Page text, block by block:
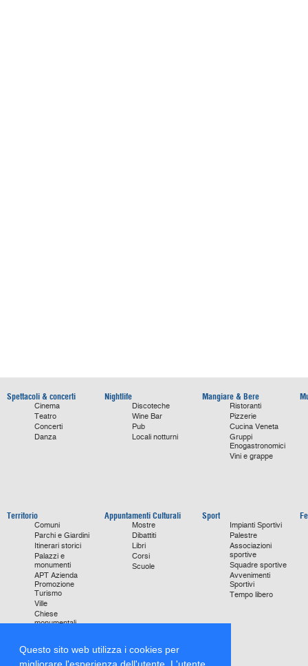
Questo sito web utilizza i cookies per
Spettacoli & concerti
Cinema
Teatro
Concerti
Danza
Nightlife
Discoteche
Wine Bar
Pub
Locali notturni
Mangiare & Bere
Ristoranti
Pizzerie
Cucina Veneta
Gruppi
Enogastronomici
Vini e grappe
Territorio
Comuni
Parchi e Giardini
Itinerari storici
Palazzi e
monumenti
APT Azienda
Promozione
Turismo
Ville
Chiese
monumentali
Appuntamenti Culturali
Mostre
Dibattiti
Libri
Corsi
Scuole
Sport
Impianti Sportivi
Palestre
Associazioni
sportive
Squadre sportive
Avvenimenti
Sportivi
Tempo libero